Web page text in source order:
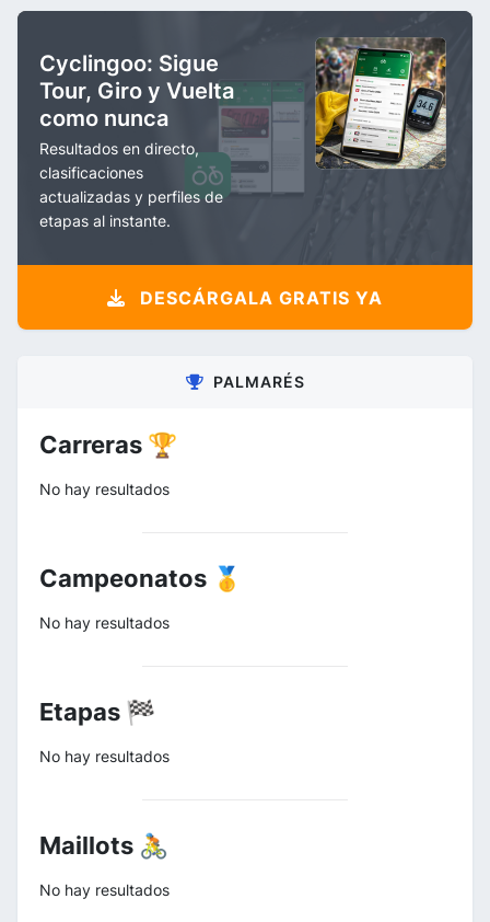
Cyclingoo: Sigue
Tour, Giro y Vuelta
como nunca
Resultados en directo,
clasificaciones
actualizadas y perfiles de
etapas al instante.
DESCÁRGALA GRATIS YA
PALMARÉS
Carreras 🏆
No hay resultados
Campeonatos 🥇
No hay resultados
Etapas 🏁
No hay resultados
Maillots 🚴
No hay resultados